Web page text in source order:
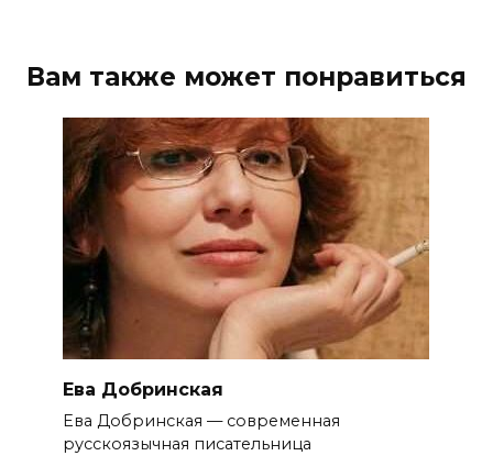
Вам также может понравиться
Ева Добринская
Ева Добринская — современная
русскоязычная писательница